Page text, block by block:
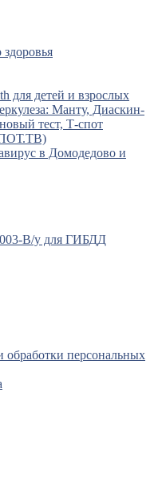
для детей и взрослых
Манту, Диаскин-
тест, Т-спот
в Домодедово и
В/у для ГИБДД
персональных